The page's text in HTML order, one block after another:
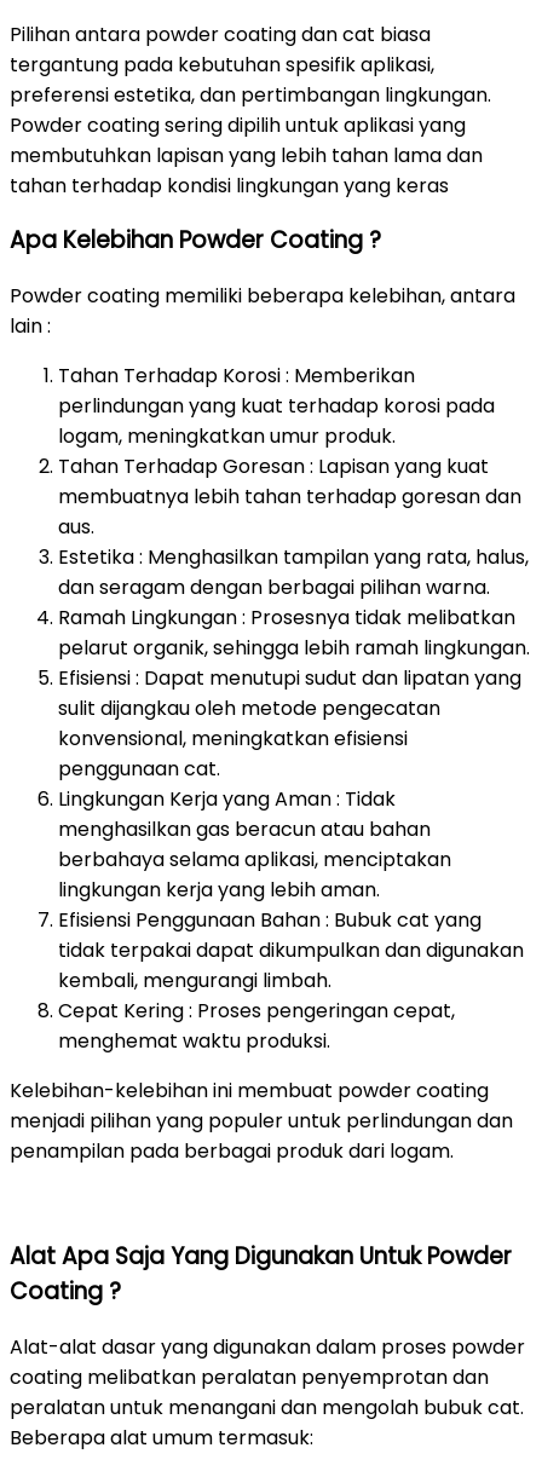
Pilihan antara powder coating dan cat biasa
tergantung pada kebutuhan spesifik aplikasi,
preferensi estetika, dan pertimbangan lingkungan.
Powder coating sering dipilih untuk aplikasi yang
membutuhkan lapisan yang lebih tahan lama dan
tahan terhadap kondisi lingkungan yang keras
Apa Kelebihan Powder Coating ?
Powder coating memiliki beberapa kelebihan, antara
lain :
Tahan Terhadap Korosi : Memberikan
perlindungan yang kuat terhadap korosi pada
logam, meningkatkan umur produk.
Tahan Terhadap Goresan : Lapisan yang kuat
membuatnya lebih tahan terhadap goresan dan
aus.
Estetika : Menghasilkan tampilan yang rata, halus,
dan seragam dengan berbagai pilihan warna.
Ramah Lingkungan : Prosesnya tidak melibatkan
pelarut organik, sehingga lebih ramah lingkungan.
Efisiensi : Dapat menutupi sudut dan lipatan yang
sulit dijangkau oleh metode pengecatan
konvensional, meningkatkan efisiensi
penggunaan cat.
Lingkungan Kerja yang Aman : Tidak
menghasilkan gas beracun atau bahan
berbahaya selama aplikasi, menciptakan
lingkungan kerja yang lebih aman.
Efisiensi Penggunaan Bahan : Bubuk cat yang
tidak terpakai dapat dikumpulkan dan digunakan
kembali, mengurangi limbah.
Cepat Kering : Proses pengeringan cepat,
menghemat waktu produksi.
Kelebihan-kelebihan ini membuat powder coating
menjadi pilihan yang populer untuk perlindungan dan
penampilan pada berbagai produk dari logam.
Alat Apa Saja Yang Digunakan Untuk Powder
Coating ?
Alat-alat dasar yang digunakan dalam proses powder
coating melibatkan peralatan penyemprotan dan
peralatan untuk menangani dan mengolah bubuk cat.
Beberapa alat umum termasuk: